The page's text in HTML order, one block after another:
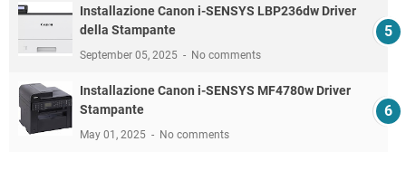
Installazione Canon i-SENSYS LBP236dw Driver
della Stampante
September 05, 2025 No comments
Installazione Canon i-SENSYS MF4780w Driver
Stampante
May 01, 2025 No comments